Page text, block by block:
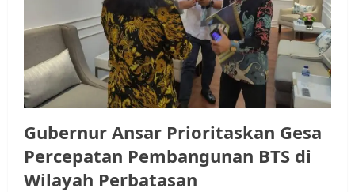
Gubernur Ansar Prioritaskan Gesa
Percepatan Pembangunan BTS di
Wilayah Perbatasan
JULI 21, 2026 0
Warga Rempang Ajukan
Audiensi dengan Wali Kota
Batam, Soroti Aktivitas yang
Resahkan Warga